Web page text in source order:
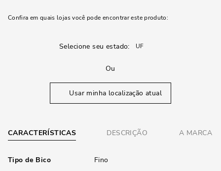
Confira em quais lojas você pode encontrar este produto:
Selecione seu estado:
Ou
Usar minha localização atual
CARACTERÍSTICAS DESCRIÇÃO A MARCA
Tipo de Bico Fino